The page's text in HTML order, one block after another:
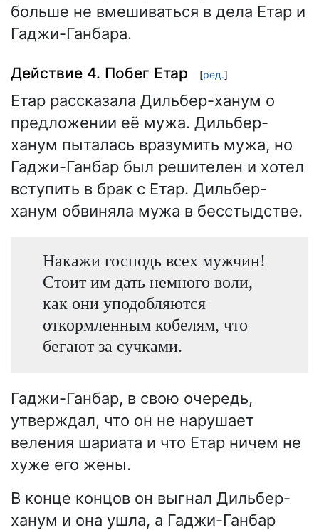
больше не вмешиваться в дела Етар и
Гаджи-Ганбара.
Действие 4. Побег Етар [ред.]
Етар рассказала Дильбер-ханум о
предложении её мужа. Дильбер-
ханум пыталась вразумить мужа, но
Гаджи-Ганбар был решителен и хотел
вступить в брак с Етар. Дильбер-
ханум обвиняла мужа в бесстыдстве.
Накажи господь всех мужчин!
Стоит им дать немного воли,
как они уподобляются
откормленным кобелям, что
бегают за сучками.
Гаджи-Ганбар, в свою очередь,
утверждал, что он не нарушает
веления шариата и что Етар ничем не
хуже его жены.
В конце концов он выгнал Дильбер-
ханум и она ушла, а Гаджи-Ганбар